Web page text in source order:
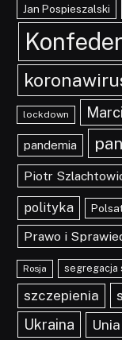
Jan Pospieszalski
lockdown
pandemia
Piotr
polityka
Prawo i
Rosja segregacja
szczepienia
Ukraina